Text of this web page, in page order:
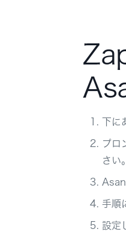
下に
プロ
さい
手順
設定